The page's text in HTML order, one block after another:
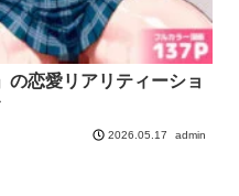
の恋愛リアリティーショ
2026.05.17 admin